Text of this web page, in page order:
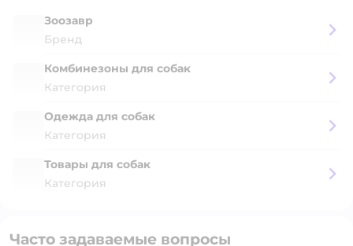
Зоозавр
Бренд
Комбинезоны для собак
Категория
Одежда для собак
Категория
Товары для собак
Категория
Часто задаваемые вопросы